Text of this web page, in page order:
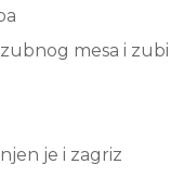
mesa i zubi
je i zagriz